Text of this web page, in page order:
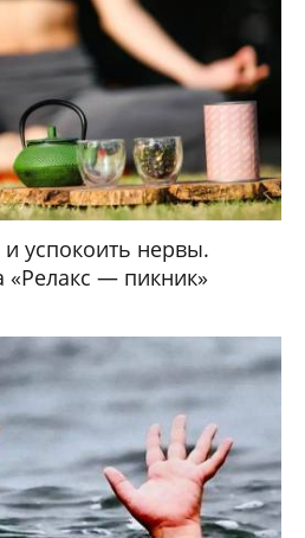
успокоить нервы.
«Релакс — пикник»